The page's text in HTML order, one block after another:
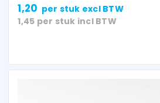
1,20 per stuk excl BTW
1,45 per stuk incl BTW